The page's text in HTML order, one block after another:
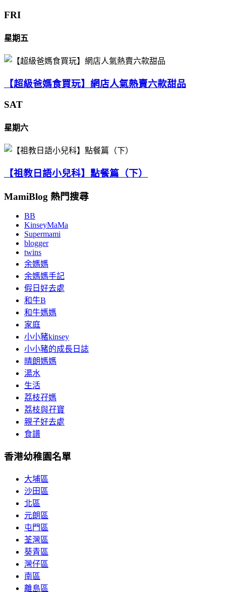
FRI
星期五
【超級爸媽食買玩】網店人氣熱賣六款甜品
SAT
星期六
【祖教日語小兒科】點餐篇（下）
MamiBlog 熱門搜尋
BB
KinseyMaMa
Supermami
blogger
twins
余媽媽
余媽媽手記
假日好去處
和牛B
和牛媽媽
家庭
小小豬kinsey
小小豬的成長日誌
晴朗媽媽
湯水
生活
荔枝孖媽
荔枝與孖寶
親子好去處
食譜
香港幼稚園名單
大埔區
沙田區
北區
元朗區
屯門區
荃灣區
葵青區
灣仔區
南區
離島區